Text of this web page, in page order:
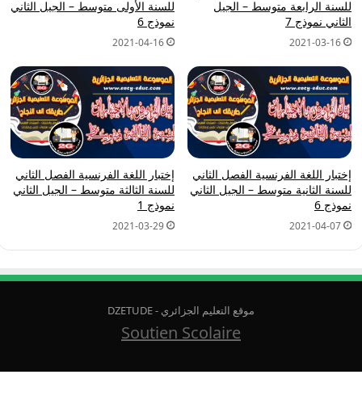
للسنة الرابعة متوسط – الجيل
الثاني نموذج 7
2021-03-16
للسنة الأولى متوسط – الجيل الثاني
نموذج 6
2021-04-16
إختبار اللغة الفرنسية الفصل الثاني
للسنة الثانية متوسط – الجيل الثاني
نموذج 6
2021-04-07
إختبار اللغة الفرنسية الفصل الثاني
للسنة الثالثة متوسط – الجيل الثاني
نموذج 1
2021-03-29
موقع التعليم الجزائري - DZETUDE
Soutien Scolaire